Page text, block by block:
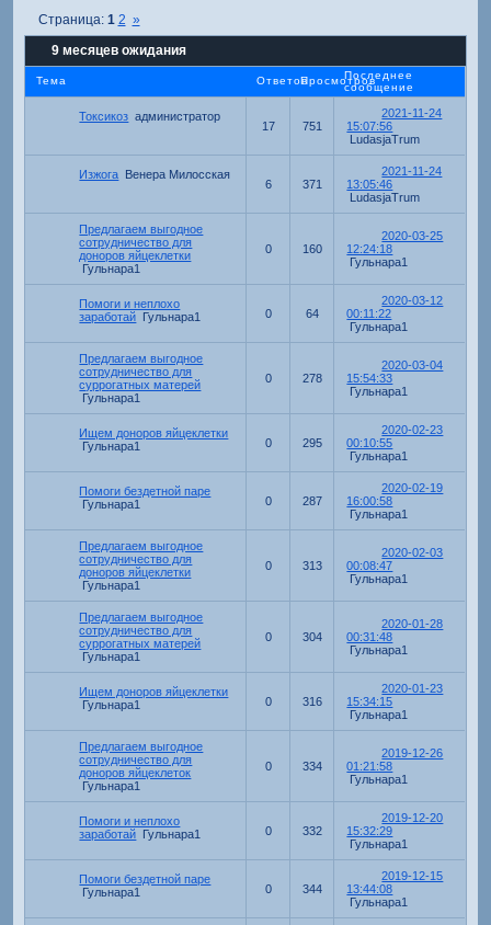
9 месяцев ожидания
Страница: 1 2 »
Тема ОтветовПросмотровПоследнее
сообщение
Токсикоз администратор
17 751
2021-11-24
15:07:56
LudasjaTrum
Изжога Венера Милосская
6 371
2021-11-24
13:05:46
LudasjaTrum
Предлагаем выгодное
сотрудничество для
доноров яйцеклетки
Гульнара1
0 160
2020-03-25
12:24:18
Гульнара1
Помоги и неплохо
заработай Гульнара1 0 64
2020-03-12
00:11:22
Гульнара1
Предлагаем выгодное
сотрудничество для
суррогатных матерей
Гульнара1
0 278
2020-03-04
15:54:33
Гульнара1
Ищем доноров яйцеклетки
Гульнара1
0 295
2020-02-23
00:10:55
Гульнара1
Помоги бездетной паре
Гульнара1
0 287
2020-02-19
16:00:58
Гульнара1
Предлагаем выгодное
сотрудничество для
доноров яйцеклетки
Гульнара1
0 313
2020-02-03
00:08:47
Гульнара1
Предлагаем выгодное
сотрудничество для
суррогатных матерей
Гульнара1
0 304
2020-01-28
00:31:48
Гульнара1
Ищем доноров яйцеклетки
Гульнара1
0 316
2020-01-23
15:34:15
Гульнара1
Предлагаем выгодное
сотрудничество для
доноров яйцеклеток
Гульнара1
0 334
2019-12-26
01:21:58
Гульнара1
Помоги и неплохо
заработай Гульнара1 0 332
2019-12-20
15:32:29
Гульнара1
Помоги бездетной паре
Гульнара1
0 344
2019-12-15
13:44:08
Гульнара1